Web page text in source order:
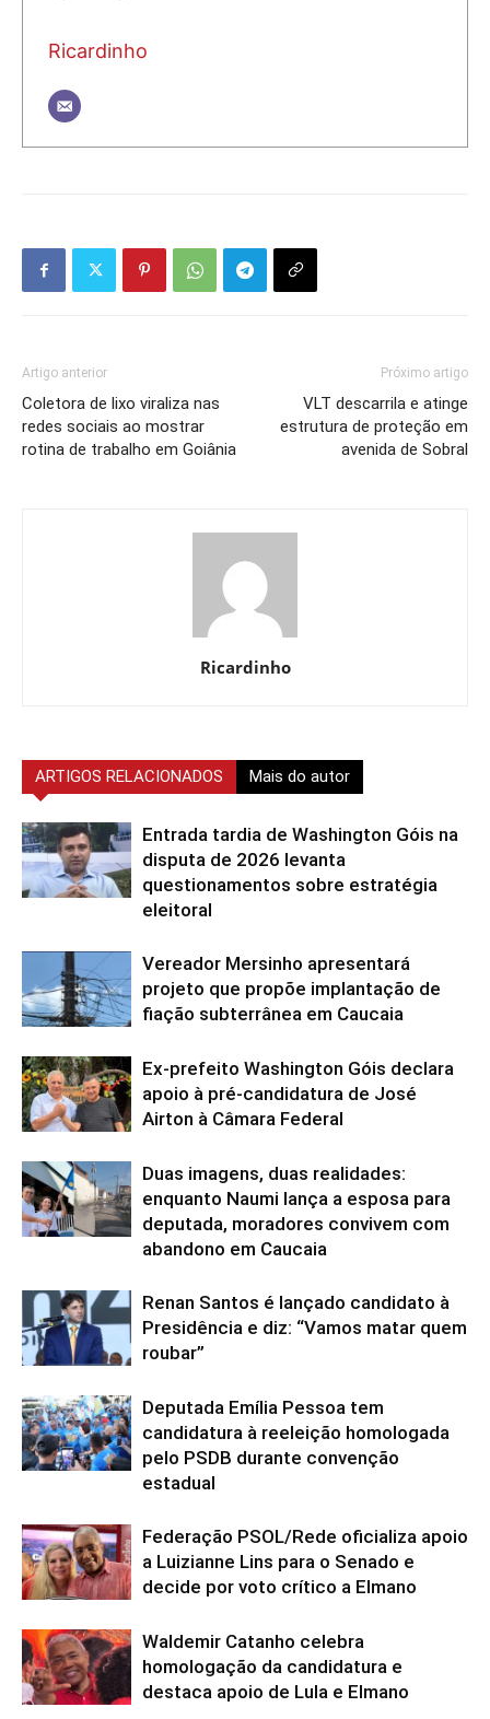
Ricardinho
Artigo anterior
Coletora de lixo viraliza nas
redes sociais ao mostrar
rotina de trabalho em Goiânia
Próximo artigo
VLT descarrila e atinge
estrutura de proteção em
avenida de Sobral
Ricardinho
ARTIGOS RELACIONADOS Mais do autor
Entrada tardia de Washington Góis na
disputa de 2026 levanta
questionamentos sobre estratégia
eleitoral
Vereador Mersinho apresentará
projeto que propõe implantação de
fiação subterrânea em Caucaia
Ex-prefeito Washington Góis declara
apoio à pré-candidatura de José
Airton à Câmara Federal
Duas imagens, duas realidades:
enquanto Naumi lança a esposa para
deputada, moradores convivem com
abandono em Caucaia
Renan Santos é lançado candidato à
Presidência e diz: “Vamos matar quem
roubar”
Deputada Emília Pessoa tem
candidatura à reeleição homologada
pelo PSDB durante convenção
estadual
Federação PSOL/Rede oficializa apoio
a Luizianne Lins para o Senado e
decide por voto crítico a Elmano
Waldemir Catanho celebra
homologação da candidatura e
destaca apoio de Lula e Elmano